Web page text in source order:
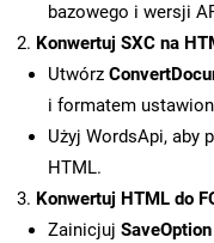
bazowego i wersji
Konwertuj SXC na
Utwórz
i formatem
Użyj WordsApi, aby
HTML.
Konwertuj HTML do
Zainicjuj SaveOption